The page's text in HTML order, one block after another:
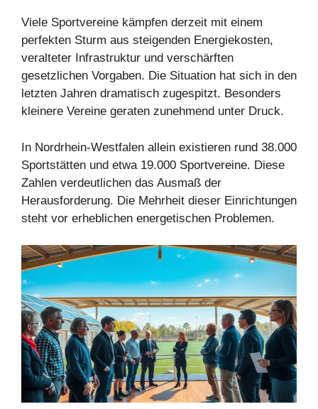
Viele Sportvereine kämpfen derzeit mit einem
perfekten Sturm aus steigenden Energiekosten,
veralteter Infrastruktur und verschärften
gesetzlichen Vorgaben. Die Situation hat sich in den
letzten Jahren dramatisch zugespitzt. Besonders
kleinere Vereine geraten zunehmend unter Druck.
In Nordrhein-Westfalen allein existieren rund 38.000
Sportstätten und etwa 19.000 Sportvereine. Diese
Zahlen verdeutlichen das Ausmaß der
Herausforderung. Die Mehrheit dieser Einrichtungen
steht vor erheblichen energetischen Problemen.